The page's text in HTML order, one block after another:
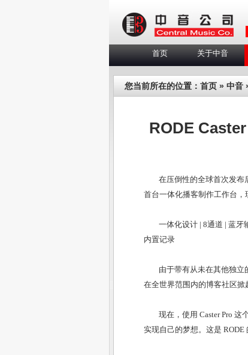
首页 关于中音
您当前所在的位置： 首页 » 中音
RODE
在压倒性的全球首次发布
首台一体化播客制作工作台，
一体化设计 | 8通道 | 蓝牙
内置记录
由于带有从未在其他独立
在全世界范围内的博客社区掀
现在，使用 Caster Pro 这
实现自己的梦想。这是 RODE